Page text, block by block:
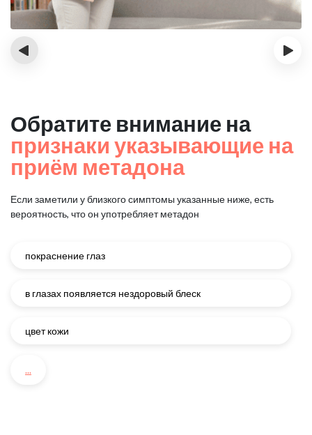
‹ ›
Обратите внимание на
признаки указывающие на
приём метадона
Если заметили у близкого симптомы указанные ниже, есть
вероятность, что он употребляет метадон
покраснение глаз
в глазах появляется нездоровый блеск
цвет кожи
...